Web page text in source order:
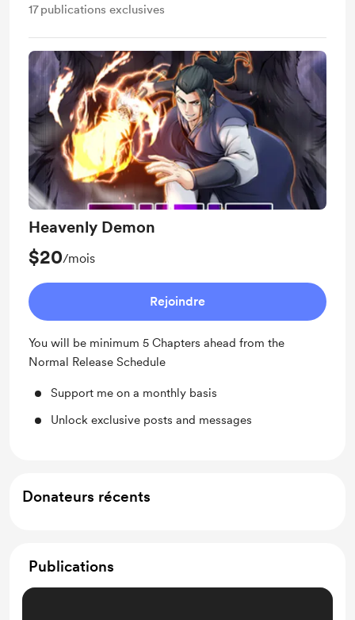
17publications exclusives
Heavenly Demon
$20/mois
Rejoindre
You will be minimum 5 Chapters ahead from the
Normal Release Schedule
Support me on a monthly basis
Unlock exclusive posts and messages
Donateurs récents
Publications